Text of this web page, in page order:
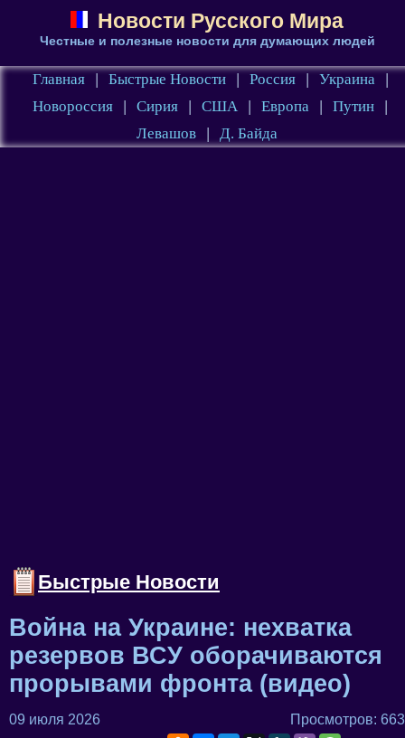
Новости Русского Мира
Честные и полезные новости для думающих людей
Главная | Быстрые Новости | Россия | Украина
|
Новороссия
| Сирия | США | Европа | Путин
|
Левашов
| Д. Байда
Быстрые Новости
Война на Украине: нехватка
резервов ВСУ оборачиваются
прорывами фронта (видео)
09 июля 2026 Просмотров: 663